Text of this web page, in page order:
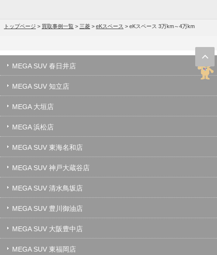
トップページ > 買取事例一覧 > 三菱 > eKスペース > eKスペース 3万km～4万km
MEGA SUV 春日井店
MEGA SUV 知立店
MEGA 大垣店
MEGA 浜松店
MEGA SUV 東海名和店
MEGA SUV 神戸大蔵谷店
MEGA SUV 清水鳥坂店
MEGA SUV 豊川御油店
MEGA SUV 大阪豊中店
MEGA SUV 東福岡店